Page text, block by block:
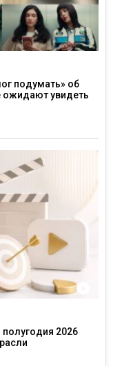
подумать» об
ожидают увидеть
2026